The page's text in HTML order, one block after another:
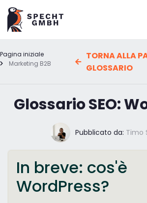
Pagina iniziale
Marketing B2B
TORNA ALLA
GLOSSARIO
Glossario SEO:
Pubblicato da: Timo
In breve: cos'è
WordPress?